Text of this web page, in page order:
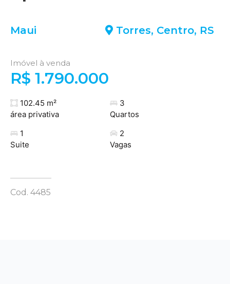
Maui Torres, Centro, RS
Imóvel à venda
R$ 1.790.000
102.45 m²
área privativa
3
Quartos
1
Suite
2
Vagas
Cod. 4485